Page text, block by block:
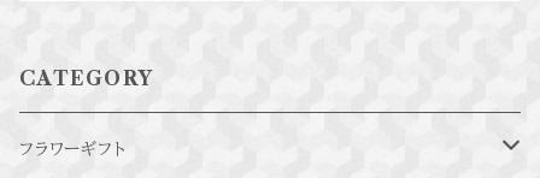
CATEGORY
フラワーギフト